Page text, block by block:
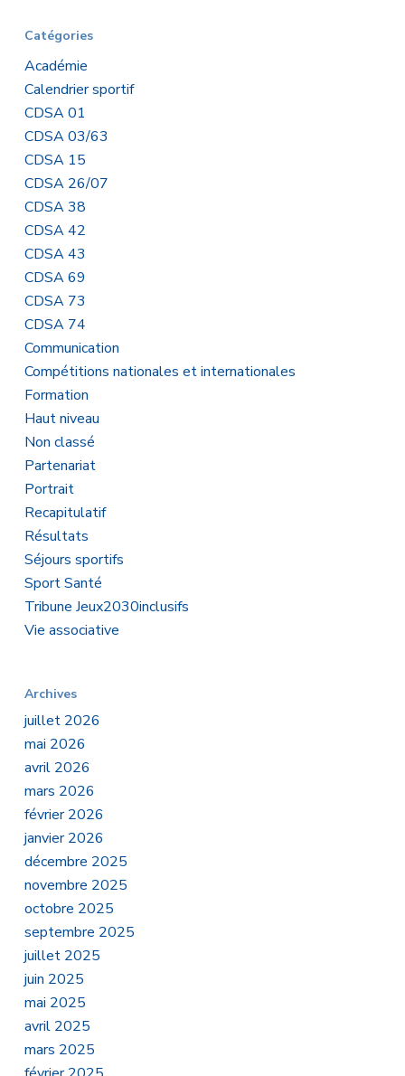
Catégories
Académie
Calendrier sportif
CDSA 01
CDSA 03/63
CDSA 15
CDSA 26/07
CDSA 38
CDSA 42
CDSA 43
CDSA 69
CDSA 73
CDSA 74
Communication
Compétitions nationales et internationales
Formation
Haut niveau
Non classé
Partenariat
Portrait
Recapitulatif
Résultats
Séjours sportifs
Sport Santé
Tribune Jeux2030inclusifs
Vie associative
Archives
juillet 2026
mai 2026
avril 2026
mars 2026
février 2026
janvier 2026
décembre 2025
novembre 2025
octobre 2025
septembre 2025
juillet 2025
juin 2025
mai 2025
avril 2025
mars 2025